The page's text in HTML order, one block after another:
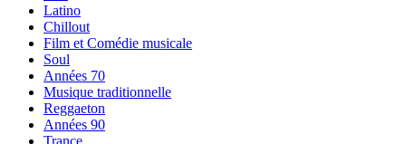
Latino
Chillout
Film et Comédie musicale
Soul
Années 70
Musique traditionnelle
Reggaeton
Années 90